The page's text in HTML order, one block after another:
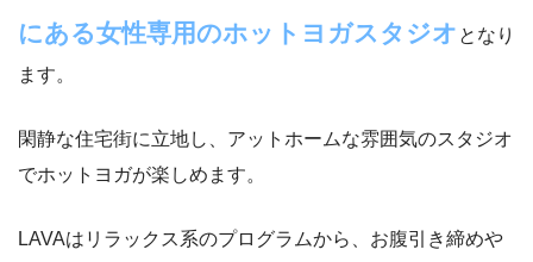
にある女性専用のホットヨガスタジオ となり
ます。
閑静な住宅街に立地し、アットホームな雰囲気のスタジオ
でホットヨガが楽しめます。
LAVAはリラックス系のプログラムから、お腹引き締めや